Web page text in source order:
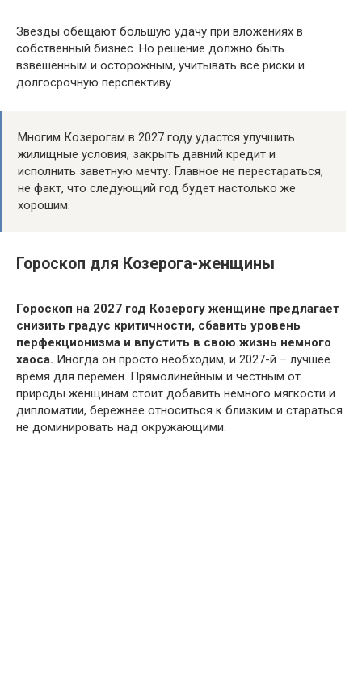
Звезды обещают большую удачу при вложениях в
собственный бизнес. Но решение должно быть
взвешенным и осторожным, учитывать все риски и
долгосрочную перспективу.
Многим Козерогам в 2027 году удастся улучшить
жилищные условия, закрыть давний кредит и
исполнить заветную мечту. Главное не перестараться,
не факт, что следующий год будет настолько же
хорошим.
Гороскоп для Козерога-женщины
Гороскоп на 2027 год Козерогу женщине предлагает
снизить градус критичности, сбавить уровень
перфекционизма и впустить в свою жизнь немного
хаоса. Иногда он просто необходим, и 2027-й – лучшее
время для перемен. Прямолинейным и честным от
природы женщинам стоит добавить немного мягкости и
дипломатии, бережнее относиться к близким и стараться
не доминировать над окружающими.